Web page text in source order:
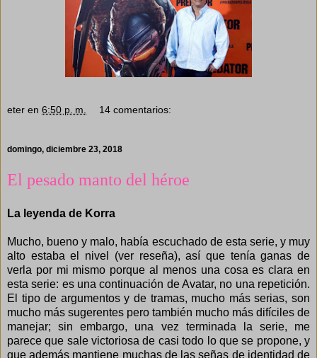
eter en 6:50 p. m. 14 comentarios:
domingo, diciembre 23, 2018
El pesado manto del héroe
La leyenda de Korra
Mucho, bueno y malo, había escuchado de esta serie, y muy
alto estaba el nivel (ver reseña), así que tenía ganas de
verla por mi mismo porque al menos una cosa es clara en
esta serie: es una continuación de Avatar, no una repetición.
El tipo de argumentos y de tramas, mucho más serias, son
mucho más sugerentes pero también mucho más difíciles de
manejar; sin embargo, una vez terminada la serie, me
parece que sale victoriosa de casi todo lo que se propone, y
que además mantiene muchas de las señas de identidad de